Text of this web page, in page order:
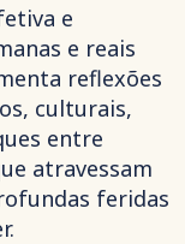
e
e reais
reflexões
culturais,
entre
atravessam
feridas